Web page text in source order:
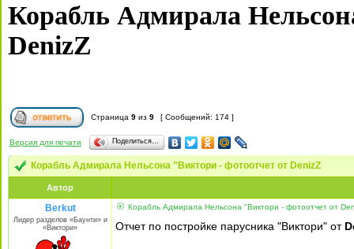
Корабль Адмирала
DenizZ
Страница 9 из 9 [ Сообщений: 174 ]
Версия для печати Поделиться…
Корабль Адмирала Нельсона "Виктори - фотоотчет от DenizZ
Автор
Berkut
Лидер разделов «Баунти» и
«Виктори»
Корабль Адмирала Нельсона "Виктори - фотоотчет от
Отчет по постройке парусника "Виктори" от